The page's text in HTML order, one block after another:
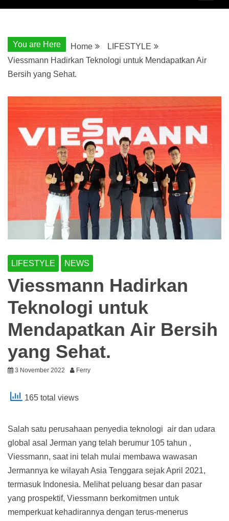
You are Here Home
LIFESTYLE
Viessmann Hadirkan Teknologi untuk Mendapatkan Air
Bersih yang Sehat.
LIFESTYLE NEWS
Viessmann Hadirkan
Teknologi untuk
Mendapatkan Air Bersih
yang Sehat.
3 November 2022 Ferry
165 total views
Salah satu perusahaan penyedia teknologi air dan udara
global asal Jerman yang telah berumur 105 tahun ,
Viessmann, saat ini telah mulai membawa wawasan
Jermannya ke wilayah Asia Tenggara sejak April 2021,
termasuk Indonesia. Melihat peluang besar dan pasar
yang prospektif, Viessmann berkomitmen untuk
memperkuat kehadirannya dengan terus-menerus